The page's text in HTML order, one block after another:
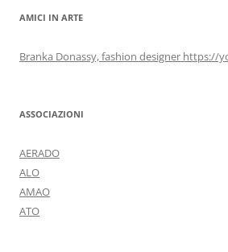
AMICI IN ARTE
Branka Donassy, fashion designer https://
ASSOCIAZIONI
AERADO
ALO
AMAO
ATO